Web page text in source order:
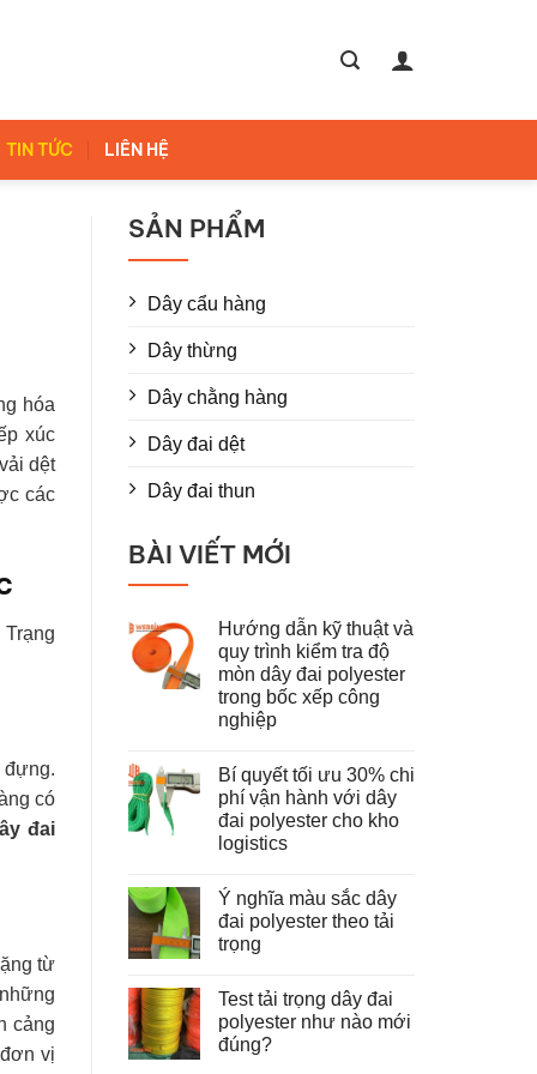
TIN TỨC LIÊN HỆ
hóa
xúc
dệt
các
có
đai
từ
cảng
vị
SẢN PHẨM
Dây cẩu hàng
Dây thừng
Dây chằng hàng
Dây đai dệt
Dây đai thun
BÀI VIẾT MỚI
Hướng dẫn kỹ thuật và
quy trình kiểm tra độ
mòn dây đai polyester
trong bốc xếp công
nghiệp
bình
luận
ở
Hướng
dẫn
kỹ
quy
trình
kiểm
tra
dây
đai
polyester
trong
bốc
Bí quyết tối ưu 30% chi
phí vận hành với dây
đai polyester cho kho
logistics
bình
luận
ở
Bí
ưu
30%
chi
phí
vận
Ý nghĩa màu sắc dây
đai polyester theo tải
trọng
bình
luận
ở
Ý
Test tải trọng dây đai
polyester như nào mới
đúng?